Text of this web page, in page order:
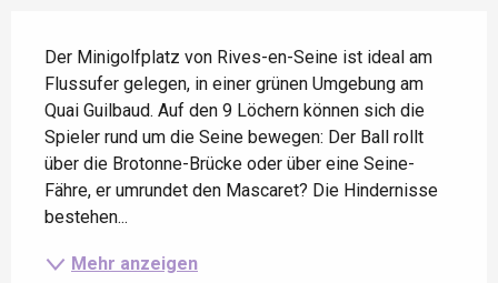
Der Minigolfplatz von Rives-en-Seine ist ideal am
Flussufer gelegen, in einer grünen Umgebung am
Quai Guilbaud. Auf den 9 Löchern können sich die
Spieler rund um die Seine bewegen: Der Ball rollt
über die Brotonne-Brücke oder über eine Seine-
Fähre, er umrundet den Mascaret? Die Hindernisse
bestehen...
Mehr anzeigen